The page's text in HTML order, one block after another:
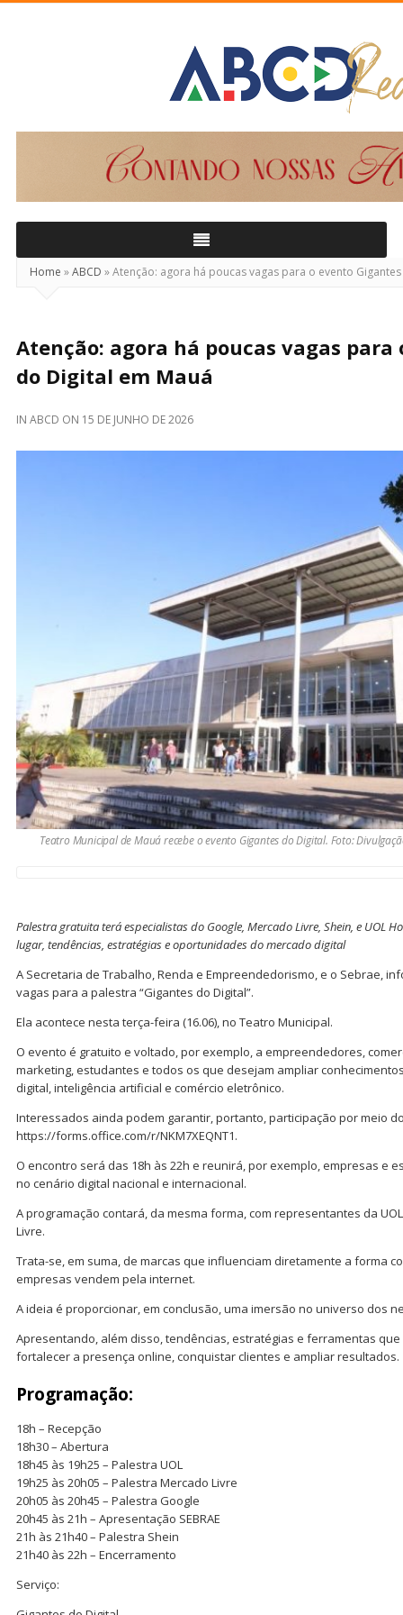
Home »ABCD »Atenção: agora há poucas vagas para o evento
Atenção: agora há poucas vagas para
do Digital em Mauá
IN ABCD ON 15 DE JUNHO DE 2026
Teatro Municipal de Mauá recebe o evento Gigantes do Digital. Foto:
Palestra gratuita terá especialistas do Google, Mercado Livre, Shein, e UOL
lugar, tendências, estratégias e oportunidades do mercado digital
A Secretaria de Trabalho, Renda e Empreendedorismo, e o Sebrae,
vagas para a palestra “Gigantes do Digital”.
Ela acontece nesta terça-feira (16.06), no Teatro Municipal.
O evento é gratuito e voltado, por exemplo, a empreendedores,
marketing, estudantes e todos os que desejam ampliar
digital, inteligência artificial e comércio eletrônico.
Interessados ainda podem garantir, portanto, participação por meio
https://forms.office.com/r/NKM7XEQNT1.
O encontro será das 18h às 22h e reunirá, por exemplo, empresas e
no cenário digital nacional e internacional.
A programação contará, da mesma forma, com representantes da
Livre.
Trata-se, em suma, de marcas que influenciam diretamente a forma
empresas vendem pela internet.
A ideia é proporcionar, em conclusão, uma imersão no universo dos
Apresentando, além disso, tendências, estratégias e ferramentas
fortalecer a presença online, conquistar clientes e ampliar resultados.
Programação:
18h – Recepção
18h30 – Abertura
18h45 às 19h25 – Palestra UOL
19h25 às 20h05 – Palestra Mercado Livre
20h05 às 20h45 – Palestra Google
20h45 às 21h – Apresentação SEBRAE
21h às 21h40 – Palestra Shein
21h40 às 22h – Encerramento
Serviço: